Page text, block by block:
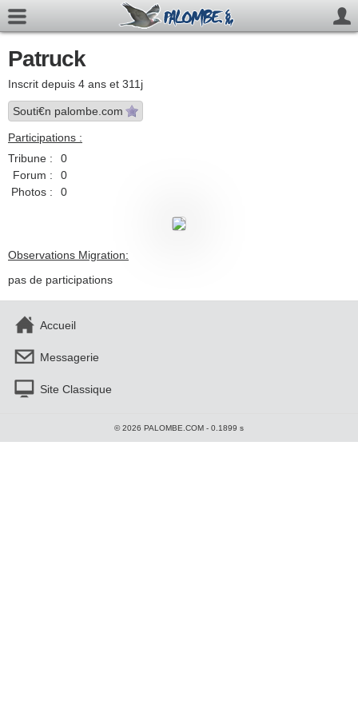
Patruck
Inscrit depuis 4 ans et 311j
Souti€n palombe.com
Participations :
Tribune :
0
Forum :
0
Photos :
0
Observations Migration:
pas de participations
Accueil
Messagerie
Site Classique
© 2026 PALOMBE.COM - 0.1899 s